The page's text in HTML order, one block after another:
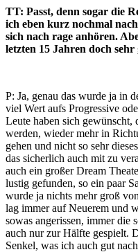
TT: Passt, denn sogar die
ich eben kurz nochmal
sich nach rage anhören.
letzten 15 Jahren doch sehr
P: Ja, genau das wurde ja in
viel Wert aufs Progressive
Leute haben sich gewünscht,
werden, wieder mehr in
gehen und nicht so sehr
das sicherlich auch mit zu
auch ein großer Dream
lustig gefunden, so ein paar
wurde ja nichts mehr groß
lag immer auf Neuerem und
sowas angerissen, immer die
auch nur zur Hälfte gespielt.
Senkel, was ich auch gut